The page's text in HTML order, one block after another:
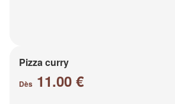
Pizza curry
Dès 11.00 €